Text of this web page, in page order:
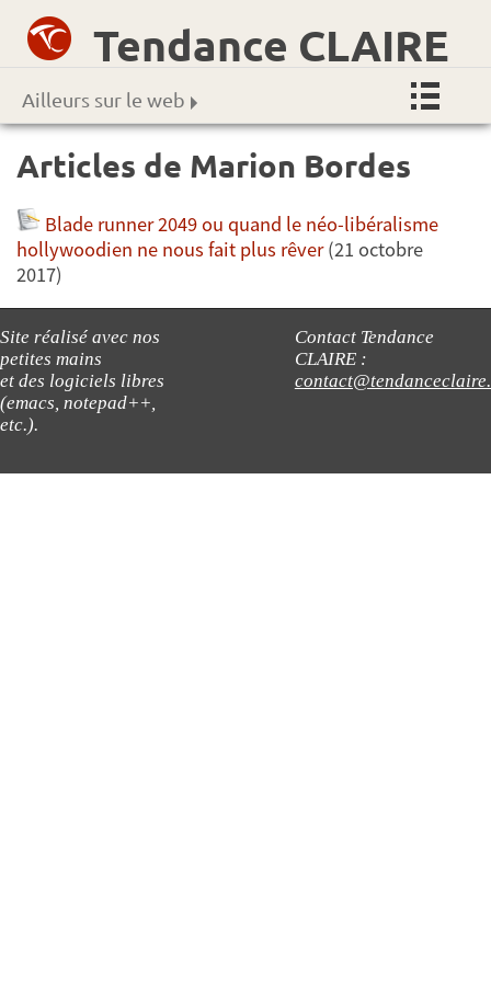
Tendance CLAIRE
Ailleurs sur le web
Articles de Marion Bordes
Blade runner 2049 ou quand le néo-libéralisme
hollywoodien ne nous fait plus rêver(21 octobre
2017)
Site réalisé avec nos
petites mains
et des logiciels libres
(emacs, notepad++,
etc.).
Contact Tendance
CLAIRE :